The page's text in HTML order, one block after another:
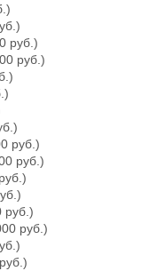
руб.)
руб.)
руб.)
руб.)
руб.)
руб.)